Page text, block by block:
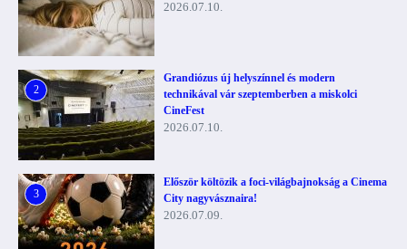
2026.07.10.
2
Grandiózus új helyszínnel és modern
technikával vár szeptemberben a miskolci
CineFest
2026.07.10.
3
Először költözik a foci-világbajnokság a Cinema
City nagyvásznaira!
2026.07.09.